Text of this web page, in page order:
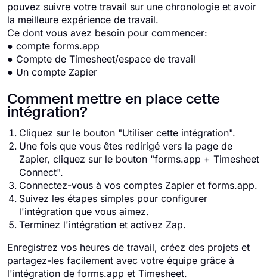
pouvez suivre votre travail sur une chronologie et avoir
la meilleure expérience de travail.
Ce dont vous avez besoin pour commencer:
● compte forms.app
● Compte de Timesheet/espace de travail
● Un compte Zapier
Comment mettre en place cette
intégration?
Cliquez sur le bouton "Utiliser cette intégration".
Une fois que vous êtes redirigé vers la page de
Zapier, cliquez sur le bouton "forms.app + Timesheet
Connect".
Connectez-vous à vos comptes Zapier et forms.app.
Suivez les étapes simples pour configurer
l'intégration que vous aimez.
Terminez l'intégration et activez Zap.
Enregistrez vos heures de travail, créez des projets et
partagez-les facilement avec votre équipe grâce à
l'intégration de forms.app et Timesheet.